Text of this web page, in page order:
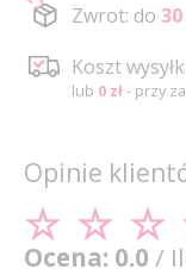
Zwrot: do
Koszt
lub 0 zł- przy
Opinie
Ocena: 0.0 /